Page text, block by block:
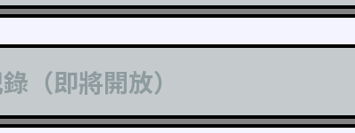
（即將開放）